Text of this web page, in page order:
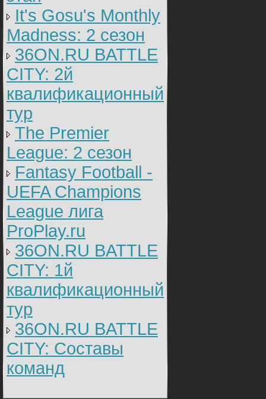
It's Gosu's Monthly
Madness: 2 сезон
36ON.RU BATTLE
CITY: 2й
квалификационный
тур
The Premier
League: 2 cезон
Fantasy Football -
UEFA Champions
League лига
ProPlay.ru
36ON.RU BATTLE
CITY: 1й
квалификационный
тур
36ON.RU BATTLE
CITY: Составы
команд